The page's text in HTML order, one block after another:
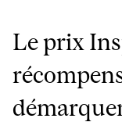
Le prix